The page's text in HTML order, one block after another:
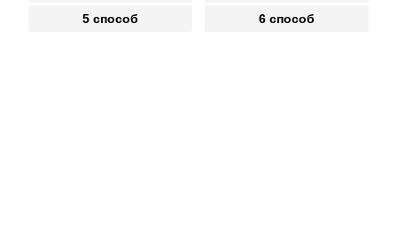
5 способ 6 способ